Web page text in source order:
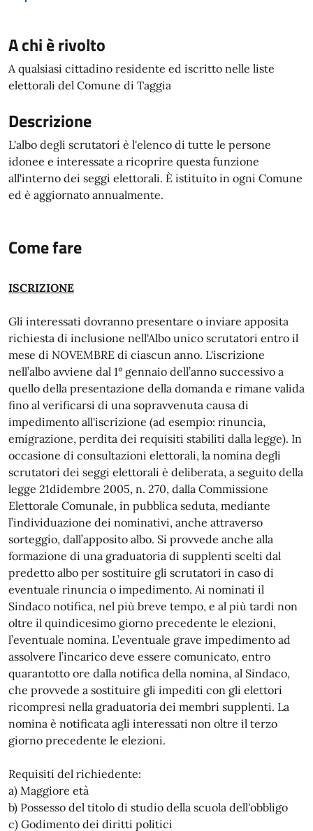
A chi è rivolto
A qualsiasi cittadino residente ed iscritto nelle liste
elettorali del Comune di Taggia
Descrizione
L'albo degli scrutatori è l'elenco di tutte le persone
idonee e interessate a ricoprire questa funzione
all'interno dei seggi elettorali. È istituito in ogni Comune
ed è aggiornato annualmente.
Come fare
ISCRIZIONE
Gli interessati dovranno presentare o inviare apposita
richiesta di inclusione nell'Albo unico scrutatori entro il
mese di NOVEMBRE di ciascun anno. L'iscrizione
nell’albo avviene dal 1° gennaio dell’anno successivo a
quello della presentazione della domanda e rimane valida
fino al verificarsi di una sopravvenuta causa di
impedimento all'iscrizione (ad esempio: rinuncia,
emigrazione, perdita dei requisiti stabiliti dalla legge). In
occasione di consultazioni elettorali, la nomina degli
scrutatori dei seggi elettorali è deliberata, a seguito della
legge 21didembre 2005, n. 270, dalla Commissione
Elettorale Comunale, in pubblica seduta, mediante
l’individuazione dei nominativi, anche attraverso
sorteggio, dall’apposito albo. Si provvede anche alla
formazione di una graduatoria di supplenti scelti dal
predetto albo per sostituire gli scrutatori in caso di
eventuale rinuncia o impedimento. Ai nominati il
Sindaco notifica, nel più breve tempo, e al più tardi non
oltre il quindicesimo giorno precedente le elezioni,
l’eventuale nomina. L’eventuale grave impedimento ad
assolvere l’incarico deve essere comunicato, entro
quarantotto ore dalla notifica della nomina, al Sindaco,
che provvede a sostituire gli impediti con gli elettori
ricompresi nella graduatoria dei membri supplenti. La
nomina è notificata agli interessati non oltre il terzo
giorno precedente le elezioni.
Requisiti del richiedente:
a) Maggiore età
b) Possesso del titolo di studio della scuola dell'obbligo
c) Godimento dei diritti politici